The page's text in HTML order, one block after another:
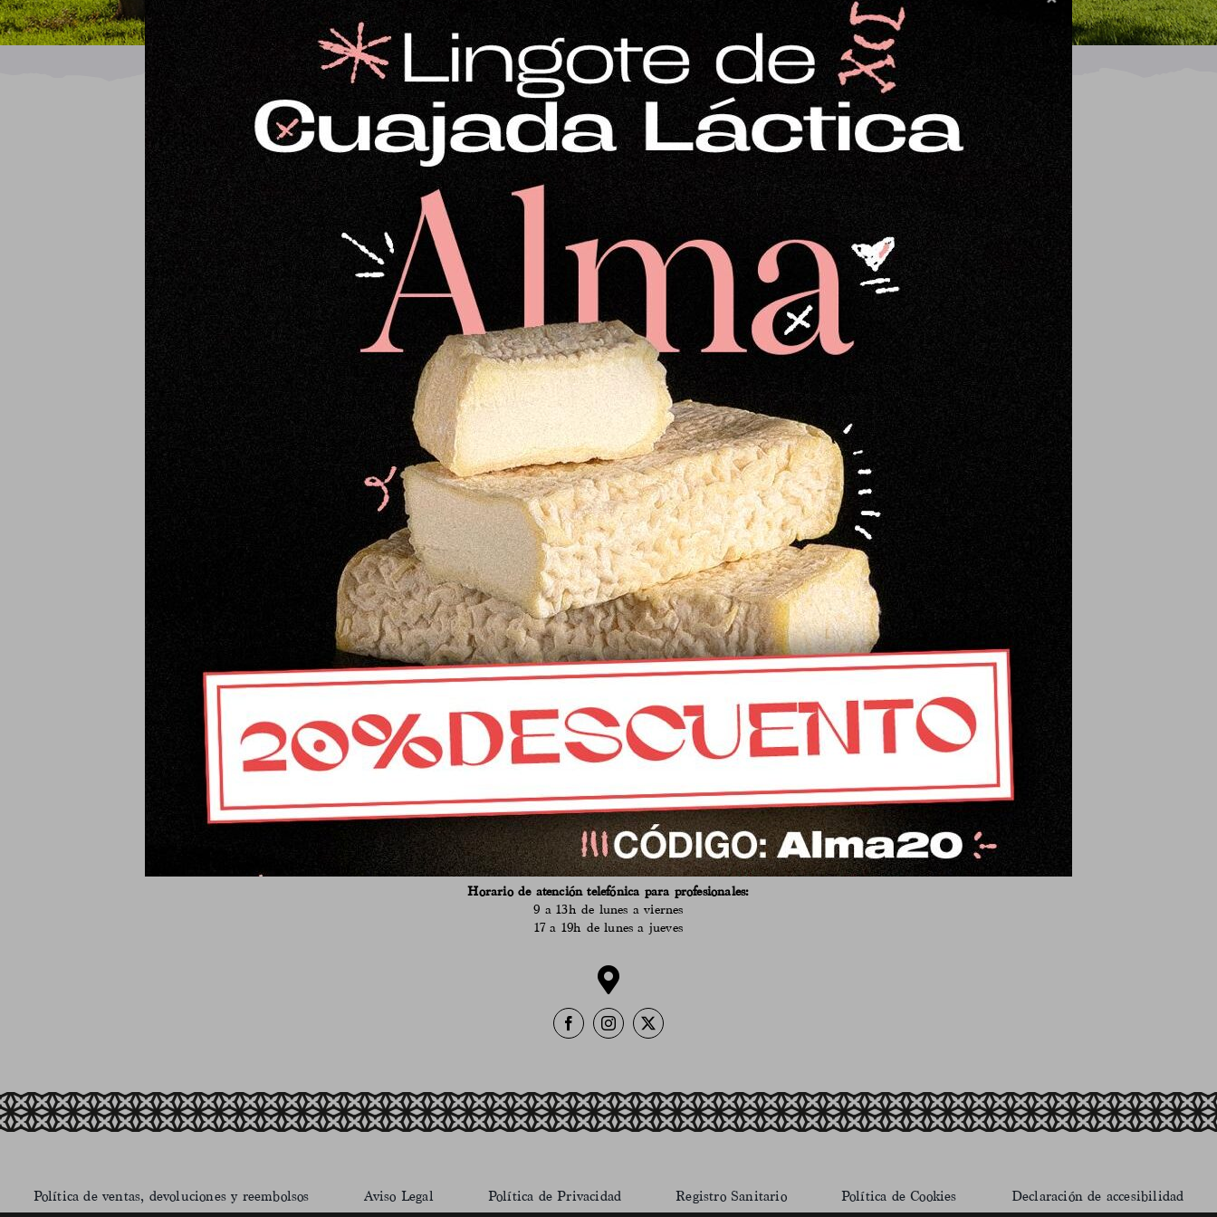
Ordena por Fecha Mostrar
Mantequilla
16,87 €
Mantequilla tradicional de oveja (500 g), de sabor muy diferente a lo que estamos
acostumbrados. Ligeramente salada con flor de sal de Parque Natural bahía de
Cádiz. Un placer para untar en el pan o para usar en recetas de cocina o repostería.
Elaborada/o con leche pasteurizada.Ficha técnica del producto
CONTACTO
Mercado municipal de Abastos
de Fuente Obejuna, Córdoba
info@calaveruelaqueseria.com
Horario de atención en el puesto del Mercado:
9 a 14h de martes a sábado
en verano de 9 a 14h de lunes a sábado
635 962 100
Horario de atención telefónica para profesionales:
9 a 13h de lunes a viernes
17 a 19h de lunes a jueves
Política de ventas, devoluciones y reembolsos Aviso Legal Política de Privacidad Registro Sanitario Política de Cookies Declaración de accesibilidad